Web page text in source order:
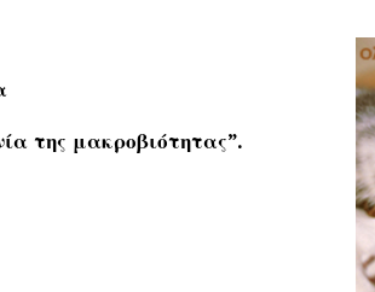
της μακροβιότητας”.